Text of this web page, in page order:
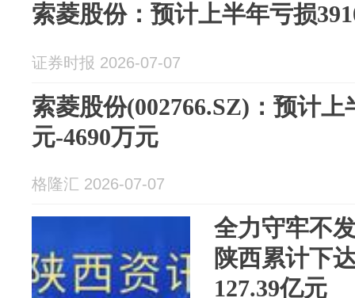
索菱股份：预计上半年亏损
证券时报 2026-07-07
索菱股份(002766.SZ)：预计上
元-4690万元
格隆汇 2026-07-07
全力守牢不
陕西累计下
127.39亿元